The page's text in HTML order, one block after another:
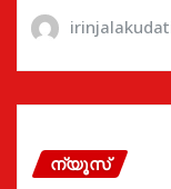
ന്യൂസ്